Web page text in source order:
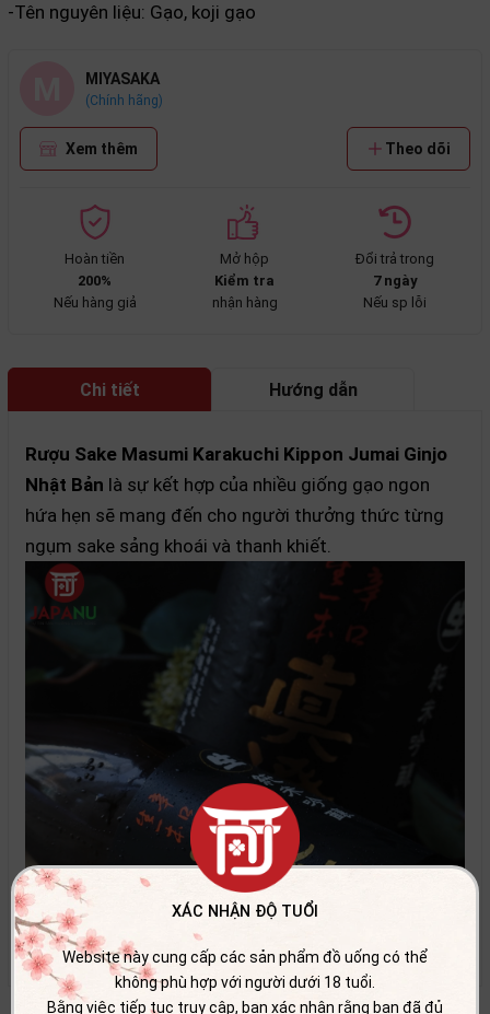
-Tên nguyên liệu: Gạo, koji gạo
MIYASAKA
(Chính hãng)
Xem thêm Theo dõi
Hoàn tiền
200%
Nếu hàng giả
Mở hộp
Kiểm tra
nhận hàng
Đổi trả trong
7 ngày
Nếu sp lỗi
Chi tiết Hướng dẫn
Rượu Sake Masumi Karakuchi Kippon Jumai Ginjo
Nhật Bản là sự kết hợp của nhiều giống gạo ngon
hứa hẹn sẽ mang đến cho người thưởng thức từng
ngụm sake sảng khoái và thanh khiết.
Xem thêm
XÁC NHẬN ĐỘ TUỔI
Website này cung cấp các sản phẩm đồ uống có thể
không phù hợp với người dưới 18 tuổi.
Bằng việc tiếp tục truy cập, bạn xác nhận rằng bạn đã đủ